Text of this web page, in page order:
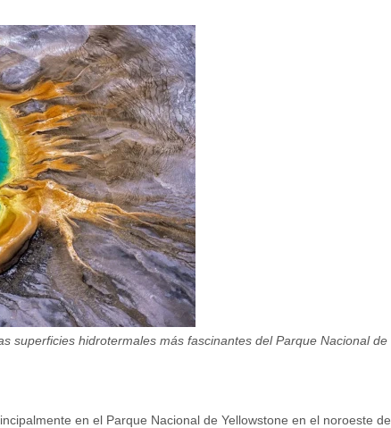
superficies hidrotermales más fascinantes del Parque Nacional de
en el Parque Nacional de Yellowstone en el noroeste